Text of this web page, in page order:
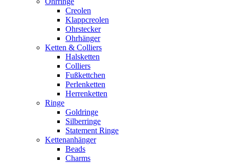
Creolen
Klappcreolen
Ohrstecker
Ohrhänger
Ketten & Colliers
Halsketten
Colliers
Fußkettchen
Perlenketten
Herrenketten
Ringe
Goldringe
Silberringe
Statement Ringe
Kettenanhänger
Beads
Charms